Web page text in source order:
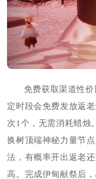
免费获取渠道性
定时段会免费发放返
次1个，无需消耗蜡烛
换树顶端神秘力量节
法，有概率开出返老
高。完成伊甸献祭后